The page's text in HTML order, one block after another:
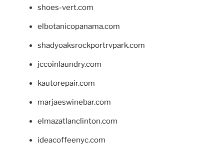
shoes-vert.com
elbotanicopanama.com
shadyoaksrockportrvpark.com
jccoinlaundry.com
kautorepair.com
marjaeswinebar.com
elmazatlanclinton.com
ideacoffeenyc.com